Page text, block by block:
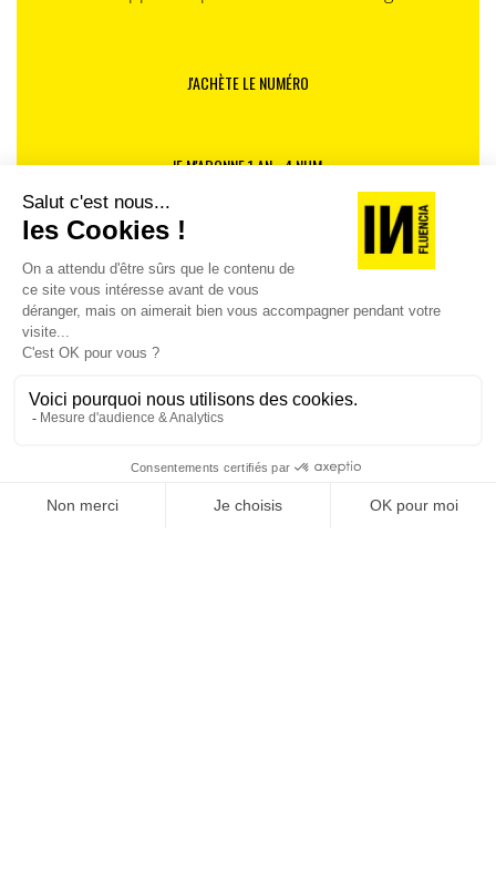
J'ACHÈTE LE NUMÉRO
JE M'ABONNE 1 AN - 4 NUM.
JE DÉCOUVRE LES NUMÉROS PRÉCÉDENTS
Je suis déjà abonné(e) :je consulte la revue en